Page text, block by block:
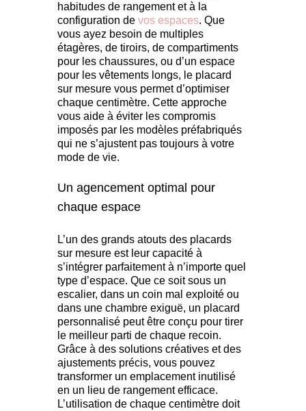
habitudes de rangement et à la
configuration de vos espaces. Que
vous ayez besoin de multiples
étagères, de tiroirs, de compartiments
pour les chaussures, ou d’un espace
pour les vêtements longs, le placard
sur mesure vous permet d’optimiser
chaque centimètre. Cette approche
vous aide à éviter les compromis
imposés par les modèles préfabriqués
qui ne s’ajustent pas toujours à votre
mode de vie.
Un agencement optimal pour
chaque espace
L’un des grands atouts des placards
sur mesure est leur capacité à
s’intégrer parfaitement à n’importe quel
type d’espace. Que ce soit sous un
escalier, dans un coin mal exploité ou
dans une chambre exiguë, un placard
personnalisé peut être conçu pour tirer
le meilleur parti de chaque recoin.
Grâce à des solutions créatives et des
ajustements précis, vous pouvez
transformer un emplacement inutilisé
en un lieu de rangement efficace.
L’utilisation de chaque centimètre doit